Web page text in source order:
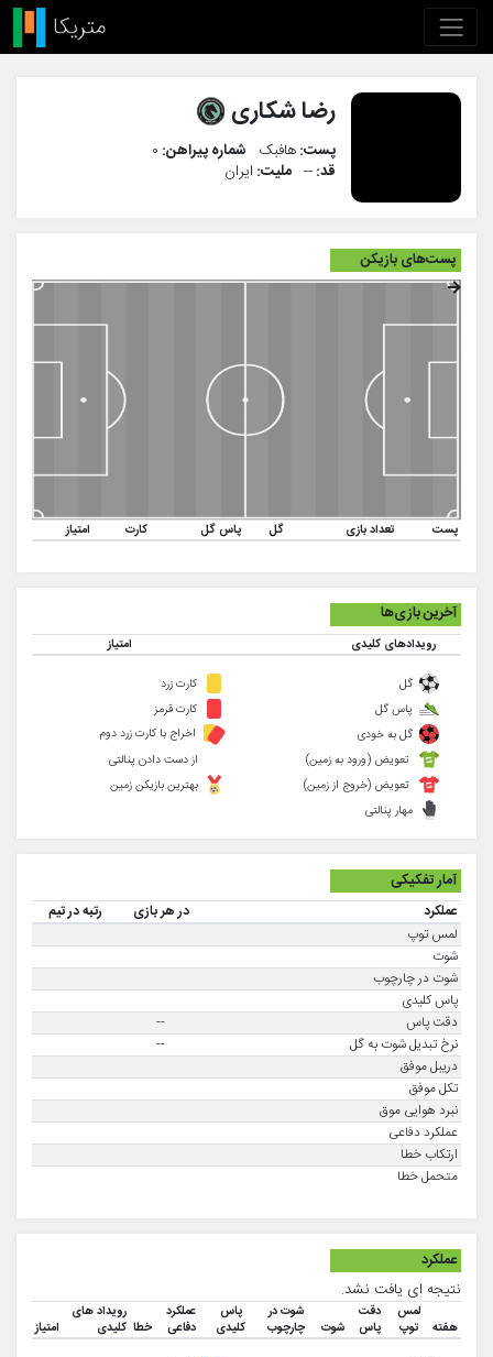
رضا شکاری
پست:هافبک شماره پیراهن: ۰
قد:-- ملیت: ایران
پست‌های بازیکن
پست تعداد بازی گل پاس گل کارت امتیاز
آخرین بازی‌ها
رویدادهای کلیدی امتیاز
گل
پاس گل
گل به خودی
کارت زرد
کارت قرمز
اخراج با کارت زرد دوم
تعویض (ورود به زمین)
تعویض (خروج از زمین)
مهار پنالتی
از دست دادن پنالتی
بهترین بازیکن زمین
آمار تفکیکی
عملکرد در هر بازی
رتبه در تیم
لمس توپ
شوت
شوت در چارچوب
پاس کلیدی
دقت پاس
--
نرخ تبدیل شوت به گل
--
دریبل موفق
تکل موفق
نبرد هوایی موق
عملکرد دفاعی
ارتکاب خطا
متحمل خطا
عملکرد
نتیجه ای یافت نشد.
هفته
لمس
توپ
دقت
پاس
شوت
شوت در
چارچوب
پاس
کلیدی
عملکرد
دفاعی
خطا
رویداد های
کلیدی
امتیاز